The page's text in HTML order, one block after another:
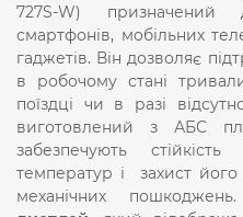
727S-W) призначений
смартфонів, мобільних
гаджетів. Він дозволяє
в робочому стані
поїздці чи в разі
виготовлений з АБС
забезпечують
температур і захист його
механічних